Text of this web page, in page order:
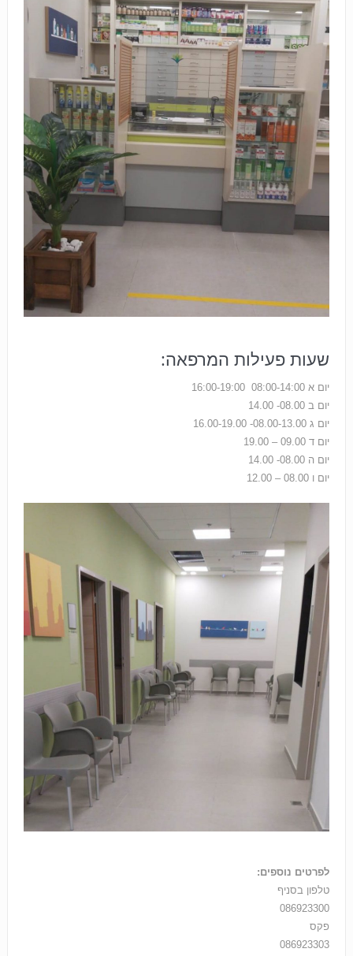
שעות פעילות המרפאה:
יום א 08:00-14:00 16:00-19:00
יום ב 08.00- 14.00
יום ג 08.00-13.00- 16.00-19.00
יום ד 09.00 – 19.00
יום ה 08.00- 14.00
יום ו 08.00 – 12.00
לפרטים נוספים:
טלפון בסניף
086923300
פקס
086923303